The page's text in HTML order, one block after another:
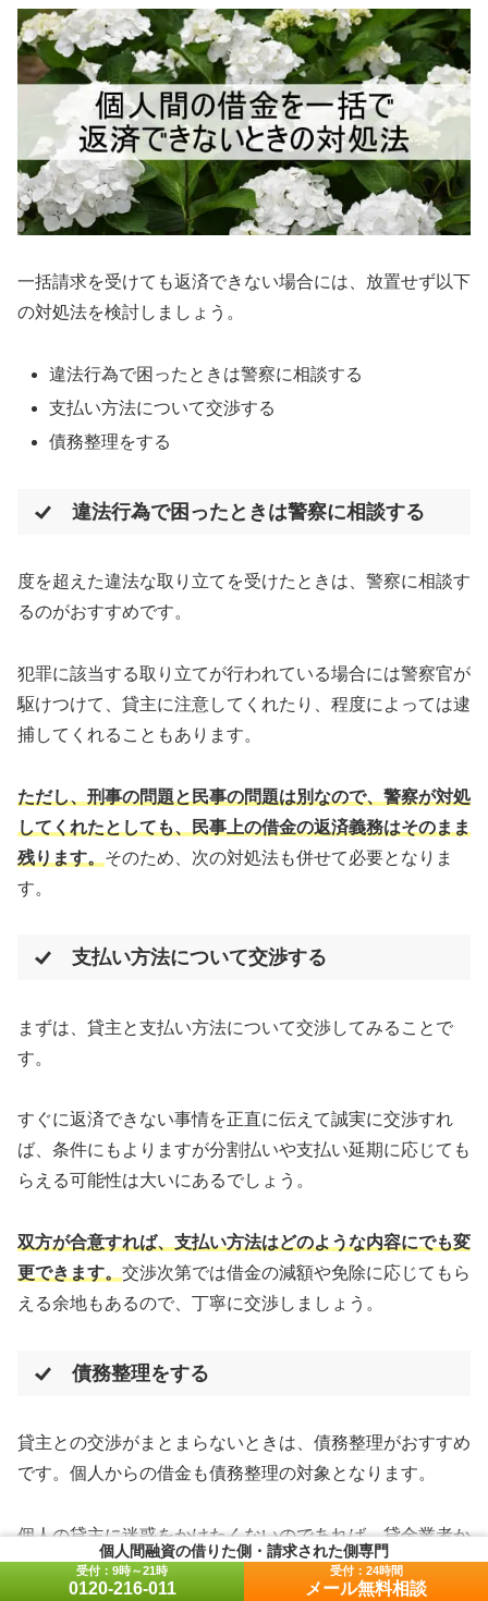
個人間融資の借りた側・請求された側専門
0120-216-011 メール無料相談
一括請求を受けても返済できない場合には、放置せず以下
の対処法を検討しましょう。
違法行為で困ったときは警察に相談する
支払い方法について交渉する
債務整理をする
違法行為で困ったときは警察に相談する
度を超えた違法な取り立てを受けたときは、警察に相談す
るのがおすすめです。
犯罪に該当する取り立てが行われている場合には警察官が
駆けつけて、貸主に注意してくれたり、程度によっては逮
捕してくれることもあります。
ただし、刑事の問題と民事の問題は別なので、警察が対処
してくれたとしても、民事上の借金の返済義務はそのまま
残ります。 そのため、次の対処法も併せて必要となりま
す。
支払い方法について交渉する
まずは、貸主と支払い方法について交渉してみることで
す。
すぐに返済できない事情を正直に伝えて誠実に交渉すれ
ば、条件にもよりますが分割払いや支払い延期に応じても
らえる可能性は大いにあるでしょう。
双方が合意すれば、支払い方法はどのような内容にでも変
更できます。 交渉次第では借金の減額や免除に応じてもら
える余地もあるので、丁寧に交渉しましょう。
債務整理をする
貸主との交渉がまとまらないときは、債務整理がおすすめ
です。個人からの借金も債務整理の対象となります。
個人の貸主に迷惑をかけたくないのであれば、貸金業者か
らの借金のみを任意整理することも手です。業者からの借
金のみを任意整理して借金総額を減らし、個人からの約束